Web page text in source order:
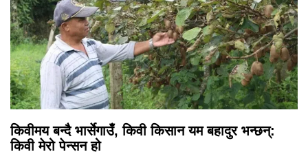
किवीमय बन्दै भार्सेगाउँ, किवी किसान यम बहादुर भन्छन्:
किवी मेरो पेन्सन हो